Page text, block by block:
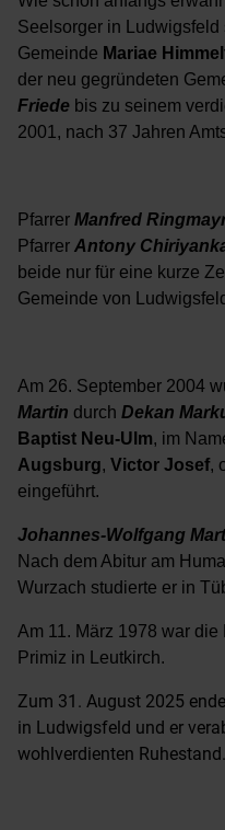
Seelsorger in
Gemeinde Mariae
der neu gegründeten
Friede bis zu seinem
2001, nach 37 Jahren
Pfarrer Manfred
Pfarrer Antony
beide nur für eine kurze
Gemeinde von
Am 26. September 2004
Martin durch Dekan
Baptist Neu-Ulm, im
Augsburg, Victor Josef,
eingeführt.
Johannes-Wolfgang
Nach dem Abitur am
Wurzach studierte er in
Am 11. März 1978 war
Primiz in Leutkirch.
Zum 31. August 2025
in Ludwigsfeld und er
wohlverdienten Ruhestand.